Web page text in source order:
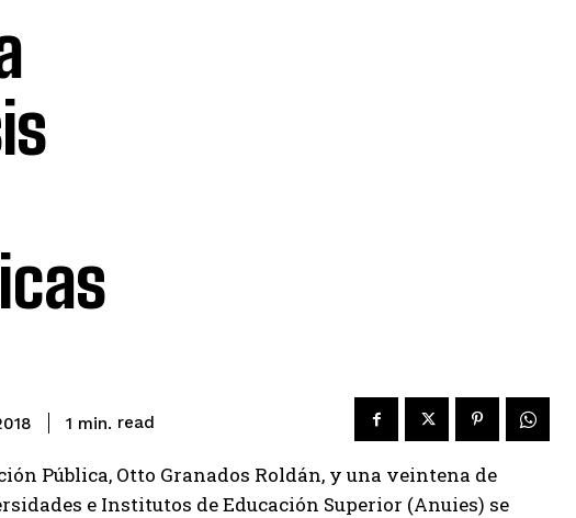
1 min. read
Pública, Otto Granados Roldán, y una veintena de
e Institutos de Educación Superior (Anuies) se